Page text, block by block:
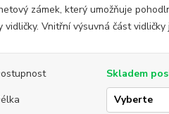
zámek, který umožňuje
vidličky. Vnitřní výsuvná část vidličky
Skladem